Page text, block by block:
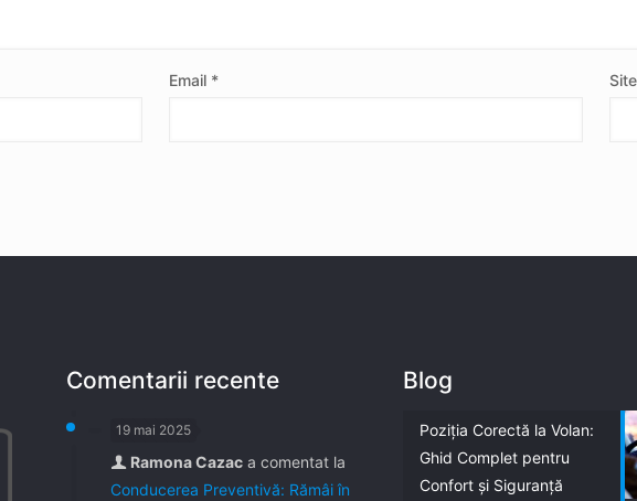
Email *
Comentarii recente
19 mai 2025
Ramona Cazac a comentat la
Conducerea Preventivă: Rămâi în
Blog
Poziția Corectă la Volan:
Ghid Complet pentru
Confort și Siguranță